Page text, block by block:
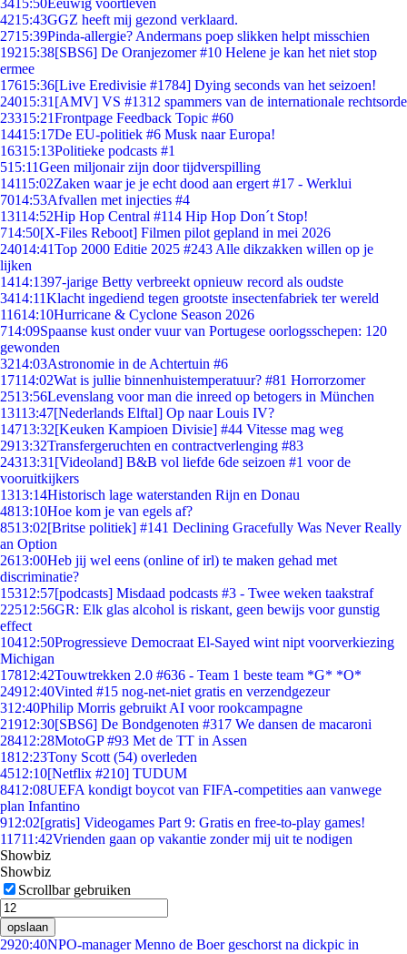
3415:50Eeuwig voortleven
4215:43GGZ heeft mij gezond verklaard.
2715:39Pinda-allergie? Andermans poep slikken helpt misschien
19215:38[SBS6] De Oranjezomer #10 Helene je kan het niet stop
ermee
17615:36[Live Eredivisie #1784] Dying seconds van het seizoen!
24015:31 [AMV] VS #1312 spammers van de internationale rechtsorde
23315:21Frontpage Feedback Topic #60
14415:17De EU-politiek #6 Musk naar Europa!
16315:13Politieke podcasts #1
515:11Geen miljonair zijn door tijdverspilling
14115:02Zaken waar je je echt dood aan ergert #17 - Werklui
7014:53Afvallen met injecties #4
13114:52Hip Hop Central #114 Hip Hop Don´t Stop!
714:50[X-Files Reboot] Filmen pilot gepland in mei 2026
24014:41Top 2000 Editie 2025 #243 Alle dikzakken willen op je
lijken
1414:1397-jarige Betty verbreekt opnieuw record als oudste
3414:11Klacht ingediend tegen grootste insectenfabriek ter wereld
11614:10Hurricane & Cyclone Season 2026
714:09Spaanse kust onder vuur van Portugese oorlogsschepen: 120
gewonden
3214:03Astronomie in de Achtertuin #6
17114:02Wat is jullie binnenhuistemperatuur? #81 Horrorzomer
2513:56Levenslang voor man die inreed op betogers in München
13113:47[Nederlands Elftal] Op naar Louis IV?
14713:32[Keuken Kampioen Divisie] #44 Vitesse mag weg
2913:32Transfergeruchten en contractverlenging #83
24313:31 [Videoland] B&B vol liefde 6de seizoen #1 voor de
vooruitkijkers
1313:14Historisch lage waterstanden Rijn en Donau
4813:10Hoe kom je van egels af?
8513:02[Britse politiek] #141 Declining Gracefully Was Never Really
an Option
2613:00Heb jij wel eens (online of irl) te maken gehad met
discriminatie?
15312:57[podcasts] Misdaad podcasts #3 - Twee weken taakstraf
22512:56GR: Elk glas alcohol is riskant, geen bewijs voor gunstig
effect
10412:50Progressieve Democraat El-Sayed wint nipt voorverkiezing
Michigan
17812:42Touwtrekken 2.0 #636 - Team 1 beste team *G* *O*
24912:40Vinted #15 nog-net-niet gratis en verzendgezeur
312:40Philip Morris gebruikt AI voor rookcampagne
21912:30[SBS6] De Bondgenoten #317 We dansen de macaroni
28412:28MotoGP #93 Met de TT in Assen
1812:23Tony Scott (54) overleden
4512:10[Netflix #210] TUDUM
8412:08UEFA kondigt boycot van FIFA-competities aan vanwege
plan Infantino
912:02[gratis] Videogames Part 9: Gratis en free-to-play games!
11711:42Vrienden gaan op vakantie zonder mij uit te nodigen
Showbiz
Showbiz
Scrollbar gebruiken
opslaan
2920:40NPO-manager Menno de Boer geschorst na dickpic in